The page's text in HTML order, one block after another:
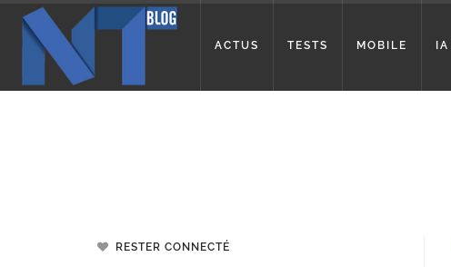
ACTUS TESTS MOBILE IA
RESTER CONNECTÉ